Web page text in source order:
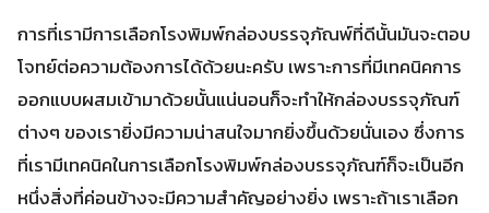
การที่เรามีการเลือกโรงพิมพ์กล่องบรรจุภัณพ์ที่ดีนั้นมันจะตอบ
โจทย์ต่อความต้องการได้ด้วยนะครับ เพราะการที่มีเทคนิคการ
ออกแบบผสมเข้ามาด้วยนั้นแน่นอนก็จะทำให้กล่องบรรจุภัณฑ์
ต่างๆ ของเรายิ่งมีความน่าสนใจมากยิ่งขึ้นด้วยนั่นเอง ซึ่งการ
ที่เรามีเทคนิคในการเลือกโรงพิมพ์กล่องบรรจุภัณฑ์ก็จะเป็นอีก
หนึ่งสิ่งที่ค่อนข้างจะมีความสำคัญอย่างยิ่ง เพราะถ้าเราเลือก